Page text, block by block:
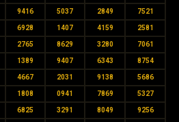
9416 5037 2849 7521
6928 1407 4159 2581
2765 8629 3280 7061
1389 9407 6343 8754
4667 2031 9138 5686
1808 0941 7869 5327
6825 3291 8049 9256